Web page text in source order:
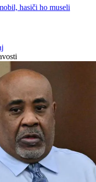
hasiči ho museli